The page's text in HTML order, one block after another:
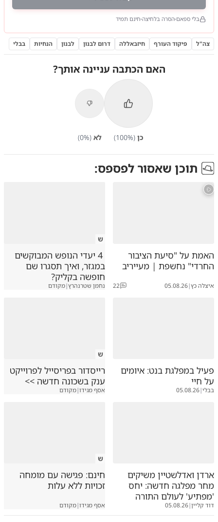
בלי ספאם הסרה בלחיצה חינם תמיד
צה"ל פיקוד העורף חיזבאללה דרום לבנון לבנון הנחיות בבלי
האם הכתבה עניינה אותך?
כן (
100%) לא (
0%)
תוכן שאסור לפספס:
האמת על "סיעת הציבור
החרדי" נחשפת | מעייריב
איצלה כץ|
05.08.26
22
ש
4 יעדי הנופש המבוקשים
במגזר, ואיך תסגרו שם
חופשה בקליק?
נחמן שטרנהרץ|מקודם
פעיל במפלגת בנט: איומים
על חיי
בבלי|
05.08.26
ש
רייסדור בפריסייל לפרוייקט
ענק בשכונה חדשה >>
אסף מגידו|מקודם
ארדן ואדלשטיין משיקים
מחר מפלגה חדשה: יחס
'מפתיע' לעולם התורה
דוד קליין|
05.08.26
ש
חינם: פגישה עם מומחה
זכויות ללא עלות
אסף מגידו|מקודם